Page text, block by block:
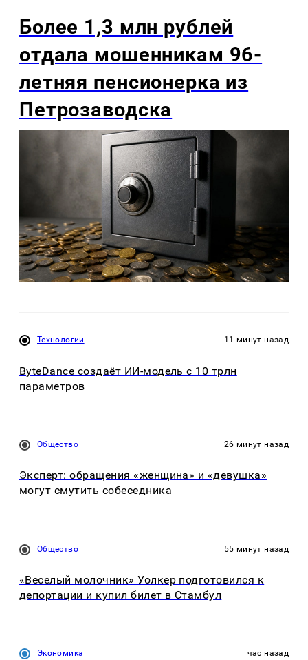
Более 1,3 млн рублей
отдала мошенникам 96-
летняя пенсионерка из
Петрозаводска
Технологии 11 минут назад
ByteDance создаёт ИИ-модель с 10 трлн
параметров
Общество 26 минут назад
Эксперт: обращения «женщина» и «девушка»
могут смутить собеседника
Общество 55 минут назад
«Веселый молочник» Уолкер подготовился к
депортации и купил билет в Стамбул
Экономика час назад